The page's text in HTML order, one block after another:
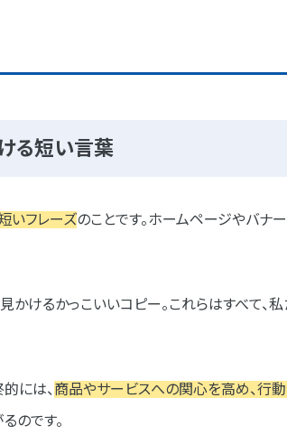
る短い言葉
いフレーズのことです。ホームページやバナ
かけるかっこいいコピー。これらはすべて、
には、 商品やサービスへの関心を高め、行
のです。